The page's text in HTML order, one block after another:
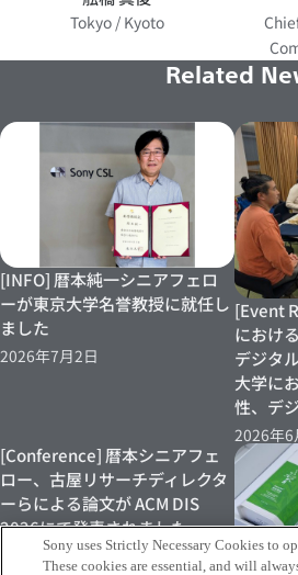
Tokyo / Kyoto
Related
[INFO] 暦本純一シニアフェロ
ーが東京大学名誉教授に就任し
ました
2026年7月2日
[Event
におけ
デジタ
大学に
性、デ
2026年6
[Conference] 暦本シニアフェ
ロー、古屋リサーチディレクタ
ーらによる論文が ACM DIS
2026にて発表されました
2026年6月22日
Sony uses Strictly Necessary Cookies to
These cookies are essential, and will